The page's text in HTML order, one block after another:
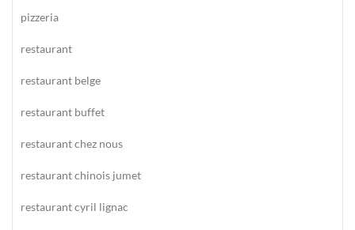
pizzeria
restaurant
restaurant belge
restaurant buffet
restaurant chez nous
restaurant chinois jumet
restaurant cyril lignac